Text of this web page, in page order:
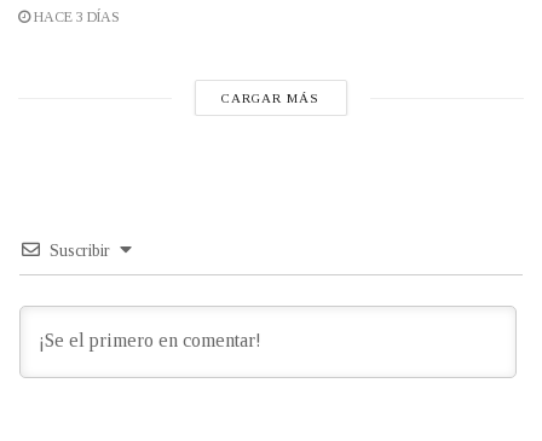
HACE 3 DÍAS
CARGAR MÁS
Suscribir